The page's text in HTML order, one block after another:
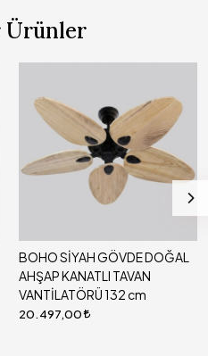
Ürünler
BOHO SİYAH GÖVDE DOĞAL
AHŞAP KANATLI TAVAN
VANTİLATÖRÜ 132 cm
20.497,00